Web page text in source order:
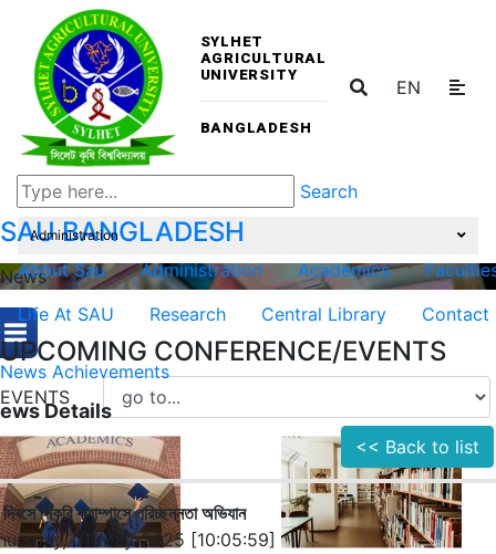
SYLHET
AGRICULTURAL
UNIVERSITY
BANGLADESH
EN
Search
SAUBANGLADESH
About Sau Administration Academics
Life At SAU
Research Central Library Contact
UPCOMING CONFERENCE/EVENTS
EVENTS
Administration
News
News Achievements
Details
<< Back to list
সিকৃবি ক্যাম্পাসে পরিচ্ছন্নতা অভিযান
01-May-2025 [10:05:59]